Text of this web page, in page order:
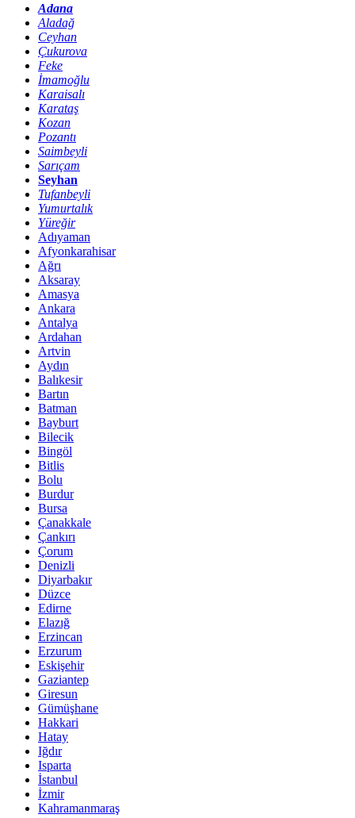
Adana
Aladağ
Ceyhan
Çukurova
Feke
İmamoğlu
Karaisalı
Karataş
Kozan
Pozantı
Saimbeyli
Sarıçam
Seyhan
Tufanbeyli
Yumurtalık
Yüreğir
Adıyaman
Afyonkarahisar
Ağrı
Aksaray
Amasya
Ankara
Antalya
Ardahan
Artvin
Aydın
Balıkesir
Bartın
Batman
Bayburt
Bilecik
Bingöl
Bitlis
Bolu
Burdur
Bursa
Çanakkale
Çankırı
Çorum
Denizli
Diyarbakır
Düzce
Edirne
Elazığ
Erzincan
Erzurum
Eskişehir
Gaziantep
Giresun
Gümüşhane
Hakkari
Hatay
Iğdır
Isparta
İstanbul
İzmir
Kahramanmaraş